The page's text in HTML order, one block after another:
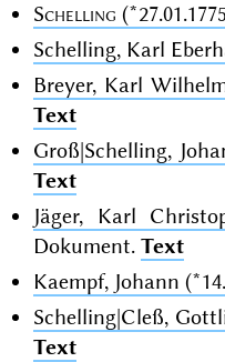
Schelling
Schelling, Karl
Breyer, Karl
Text
Groß|Schelling,
Text
Jäger, Karl
Dokument. Text
Kaempf, Johann
Schelling|Cleß,
Text